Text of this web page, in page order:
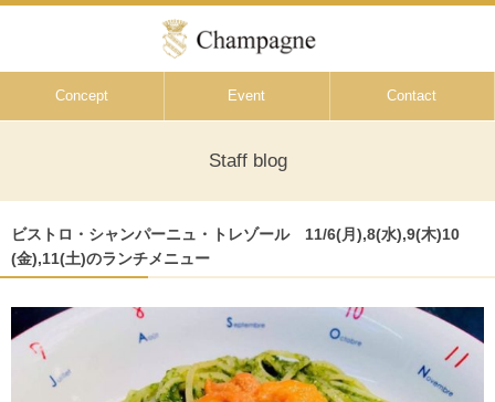
Concept Event Contact
Staff blog
ビストロ・シャンパーニュ・トレゾール 11/6(月),8(水),9(木)10
(金),11(土)のランチメニュー